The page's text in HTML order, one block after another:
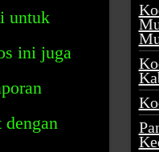
untuk
ini juga